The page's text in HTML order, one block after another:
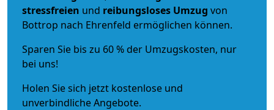
stressfreien und reibungsloses Umzug von
Bottrop nach Ehrenfeld ermöglichen können.
Sparen Sie bis zu 60 % der Umzugskosten, nur
bei uns!
Holen Sie sich jetzt kostenlose und
unverbindliche Angebote.